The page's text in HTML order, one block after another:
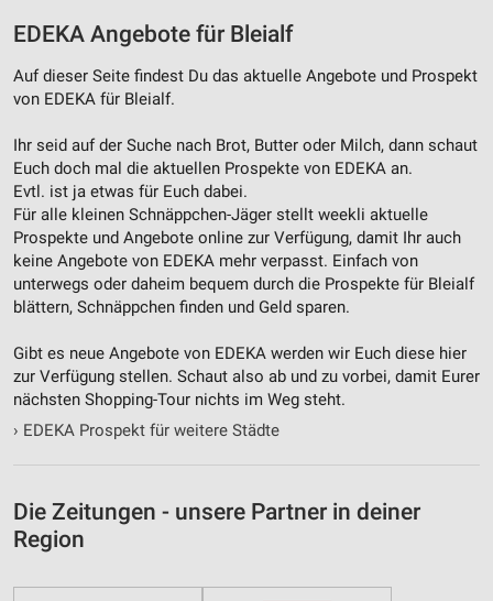
EDEKA Angebote für Bleialf
Auf dieser Seite findest Du das aktuelle Angebote und Prospekt
von EDEKA für Bleialf.
Ihr seid auf der Suche nach Brot, Butter oder Milch, dann schaut
Euch doch mal die aktuellen Prospekte von EDEKA an.
Evtl. ist ja etwas für Euch dabei.
Für alle kleinen Schnäppchen-Jäger stellt weekli aktuelle
Prospekte und Angebote online zur Verfügung, damit Ihr auch
keine Angebote von EDEKA mehr verpasst. Einfach von
unterwegs oder daheim bequem durch die Prospekte für Bleialf
blättern, Schnäppchen finden und Geld sparen.
Gibt es neue Angebote von EDEKA werden wir Euch diese hier
zur Verfügung stellen. Schaut also ab und zu vorbei, damit Eurer
nächsten Shopping-Tour nichts im Weg steht.
› EDEKA Prospekt für weitere Städte
Die Zeitungen - unsere Partner in deiner
Region
Inhalten
IAB-Besonderheiten:
Verwendung genauer Standortdaten
Geräte anhand von aktiv angeforderten
Informationen identifizieren
Nicht-IAB-Verarbeitungszwecke:
Notwendig
Performance
Werbung